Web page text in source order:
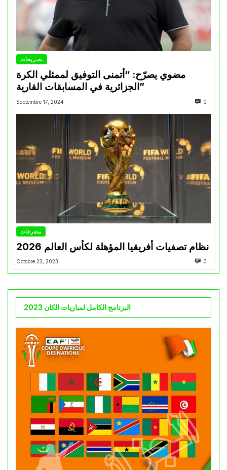
تصريحات
مضوي يصرّح: “أتمنى التوفيق لممثلي الكرة
الجزائرية في المسابقات القارية”
Septembre 17, 2024 0
متفرقات
نظام تصفيات أفريقيا المؤهلة لكأس العالم 2026
Octobre 23, 2023 0
البرنامج الكامل لمباريات الكان 2023